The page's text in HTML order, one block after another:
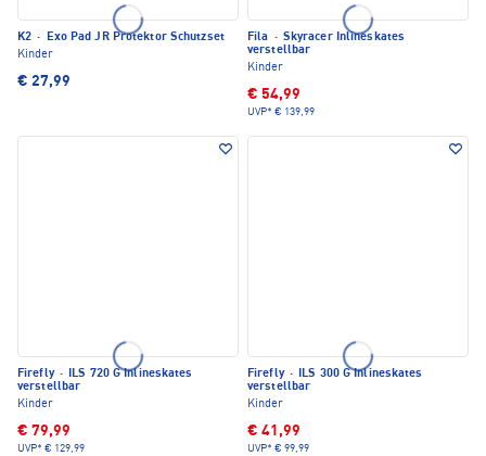
K2 ·
Exo Pad JR Protektor Schutzset
Kinder
€ 27,99
Fila · Skyracer Inlineskates
verstellbar
Kinder
€ 54,99
UVP* € 139,99
Firefly · ILS 720 G Inlineskates
verstellbar
Kinder
€ 79,99
UVP* € 129,99
Firefly · ILS 300 G Inlineskates
verstellbar
Kinder
€ 41,99
UVP* € 99,99